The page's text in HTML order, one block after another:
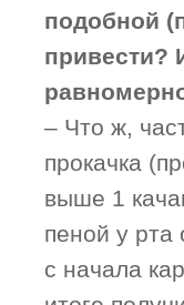
подобной
привести?
– Что ж,
прокачка
выше 1
пеной у рта
с начала